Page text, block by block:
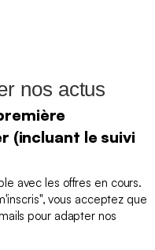
nos actus
(incluant le suivi
avec les offres en cours.
vous acceptez que
pour adapter nos